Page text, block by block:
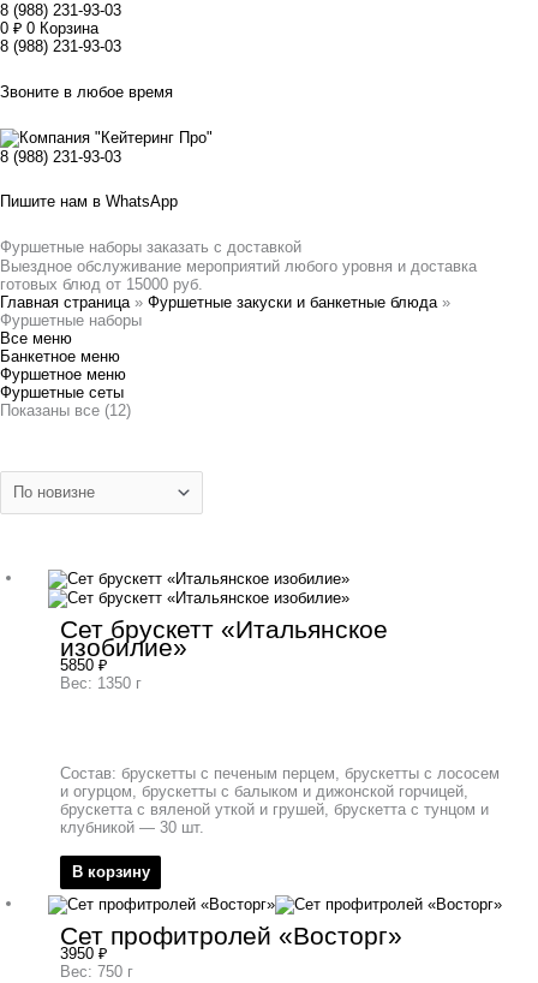
8 (988) 231-93-03
0 ₽ 0 Корзина
8 (988) 231-93-03
Звоните в любое время
8 (988) 231-93-03
Пишите нам в WhatsApp
Фуршетные наборы заказать с доставкой
Выездное обслуживание мероприятий любого уровня и доставка
готовых блюд от 15000 руб.
Главная страница» Фуршетные закуски и банкетные блюда»
Фуршетные наборы
Все меню
Банкетное меню
Фуршетное меню
Фуршетные сеты
Показаны все (12)
Сет брускетт «Итальянское
изобилие»
5850 ₽
Вес: 1350 г
Состав: брускетты с печеным перцем, брускетты с лососем
и огурцом, брускетты с балыком и дижонской горчицей,
брускетта с вяленой уткой и грушей, брускетта с тунцом и
клубникой — 30 шт.
В корзину
Сет профитролей «Восторг»
3950 ₽
Вес: 750 г